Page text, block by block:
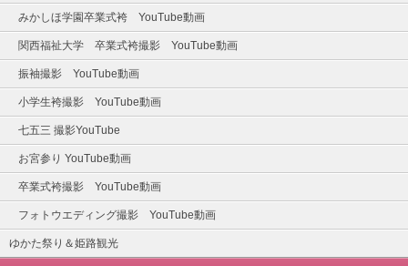
みかしほ学園卒業式袴 YouTube動画
関西福祉大学 卒業式袴撮影 YouTube動画
振袖撮影 YouTube動画
小学生袴撮影 YouTube動画
七五三 撮影YouTube
お宮参り YouTube動画
卒業式袴撮影 YouTube動画
フォトウエディング撮影 YouTube動画
ゆかた祭り＆姫路観光